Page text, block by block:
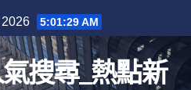
5:01:30 AM
搜尋_熱點新